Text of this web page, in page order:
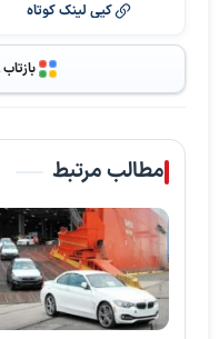
کپی لینک کوتاه
مطالب مرتبط